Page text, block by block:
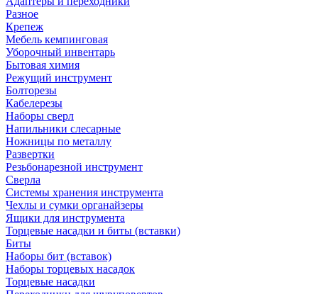
Разное
Крепеж
Мебель кемпинговая
Уборочный инвентарь
Бытовая химия
Режущий инструмент
Болторезы
Кабелерезы
Наборы сверл
Напильники слесарные
Ножницы по металлу
Развертки
Резьбонарезной инструмент
Сверла
Системы хранения инструмента
Чехлы и сумки органайзеры
Ящики для инструмента
Торцевые насадки и биты (вставки)
Биты
Наборы бит (вставок)
Наборы торцевых насадок
Торцевые насадки